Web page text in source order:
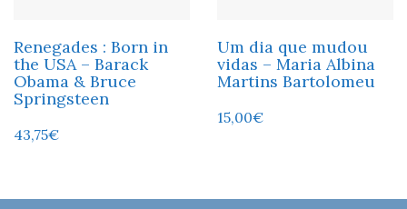
Renegades : Born in
the USA – Barack
Obama & Bruce
Springsteen
43,75€
Um dia que mudou
vidas – Maria Albina
Martins Bartolomeu
15,00€